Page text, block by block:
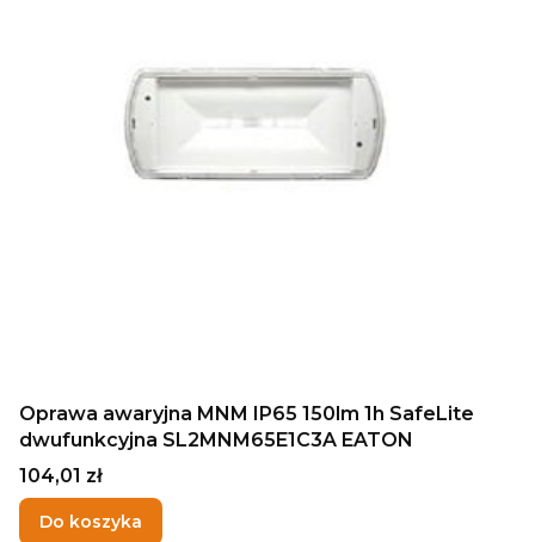
Oprawa awaryjna MNM IP65 150lm 1h SafeLite
dwufunkcyjna SL2MNM65E1C3A EATON
Cena
104,01 zł
Do koszyka